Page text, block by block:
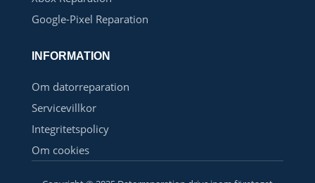
Google-Pixel Reparation
INFORMATION
Om datorreparation
Servicevillkor
Integritetspolicy
Om cookies